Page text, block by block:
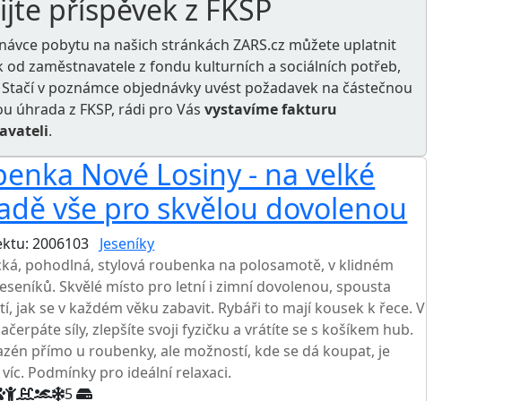
příspěvek z FKSP
pobytu na našich stránkách ZARS.cz můžete uplatnit
od zaměstnavatele zfondu kulturních a sociálních potřeb,
Stačí v poznámce objednávky uvést požadavek na částečnou
úhrada z FKSP, rádi pro Vásvystavíme fakturu
.
Nové Losiny - na velké
vše pro skvělou dovolenou
2006103 Jeseníky
pohodlná, stylová roubenka na polosamotě, v klidném
Skvělé místo pro letní i zimní dovolenou, spousta
jak se v každém věku zabavit. Rybáři to mají kousek k řece. V
síly, zlepšíte svoji fyzičku a vrátíte se s košíkem hub.
přímo u roubenky, ale možností, kde se dá koupat, je
Podmínky pro ideální relaxaci.
5